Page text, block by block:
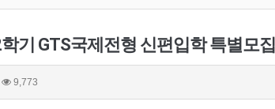
기 GTS국제전형 신편입학 특별모집
9,773